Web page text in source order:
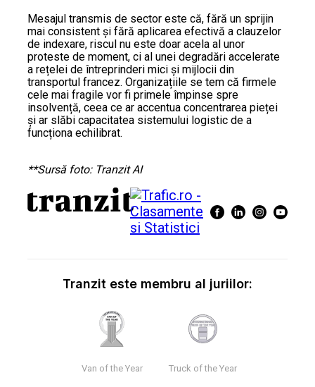
Mesajul transmis de sector este că, fără un sprijin
mai consistent și fără aplicarea efectivă a clauzelor
de indexare, riscul nu este doar acela al unor
proteste de moment, ci al unei degradări accelerate
a rețelei de întreprinderi mici și mijlocii din
transportul francez. Organizațiile se tem că firmele
cele mai fragile vor fi primele împinse spre
insolvență, ceea ce ar accentua concentrarea pieței
și ar slăbi capacitatea sistemului logistic de a
funcționa echilibrat.
**Sursă foto: Tranzit AI
Tranzit este membru al juriilor:
Van of the Year Truck of the Year